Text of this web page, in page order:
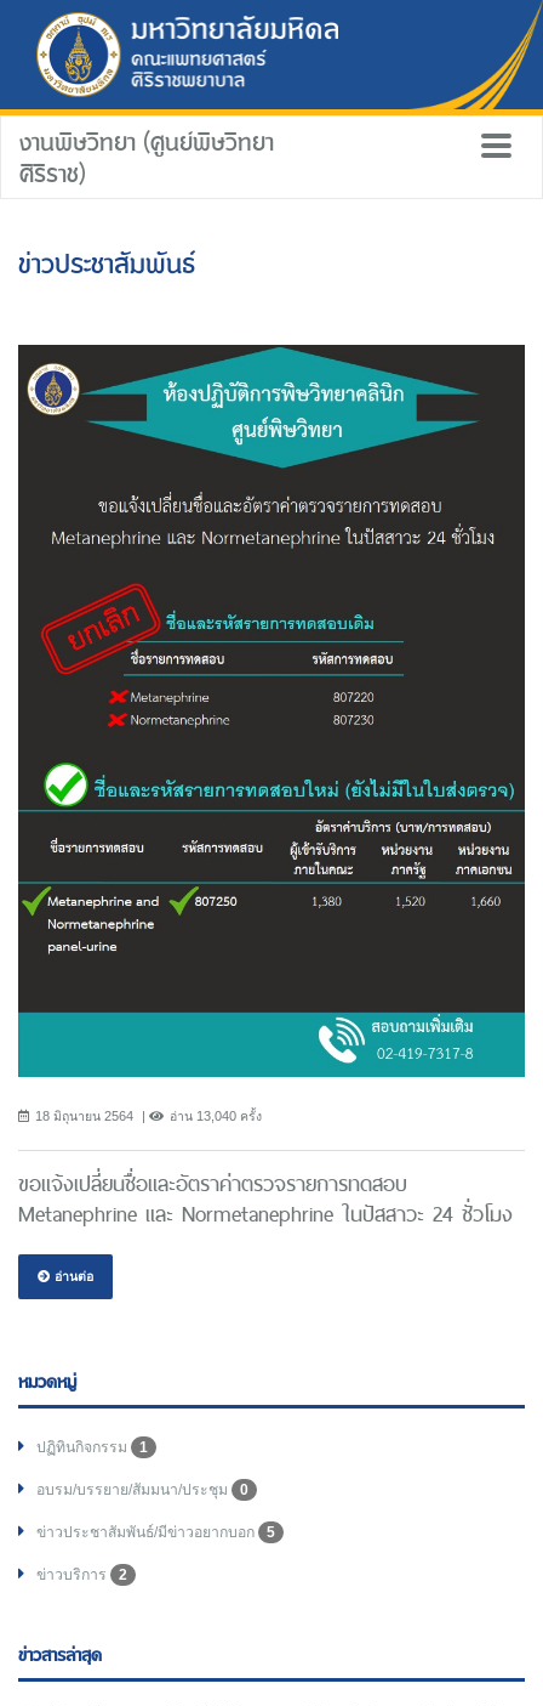
งานพิษวิทยา (ศูนย์พิษวิทยา
ศิริราช)
ข่าวประชาสัมพันธ์
18 มิถุนายน 2564 อ่าน 13,040 ครั้ง
ขอแจ้งเปลี่ยนชื่อและอัตราค่าตรวจรายการทดสอบ
Metanephrine และ Normetanephrine ในปัสสาวะ 24 ชั่วโมง
อ่านต่อ
หมวดหมู่
ปฏิทินกิจกรรม 1
อบรม/บรรยาย/สัมมนา/ประชุม 0
ข่าวประชาสัมพันธ์/มีข่าวอยากบอก 5
ข่าวบริการ 2
ข่าวสารล่าสุด